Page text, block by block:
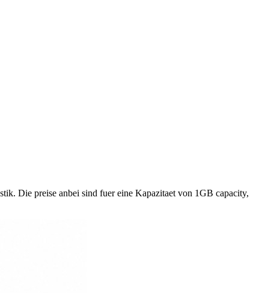
Die preise anbei sind fuer eine Kapazitaet von 1GB capacity,